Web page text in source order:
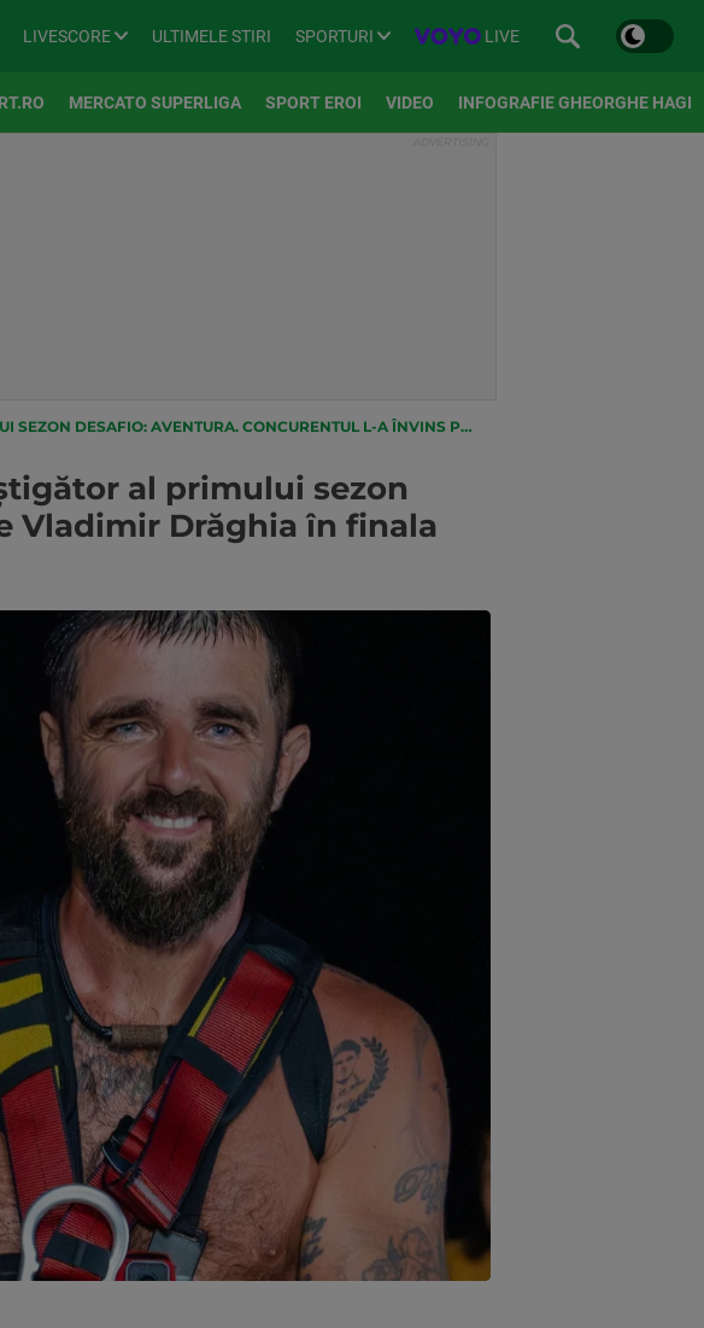
LIVESCORE ULTIMELE STIRI SPORTURI LIVE
MERCATO SUPERLIGA SPORT EROI VIDEO INFOGRAFIE GHEORGHE HAGI
L-A ÎNVINS PE VLADIMIR DRĂGHIA ÎN FINALA DIFUZATĂ ASEARĂ LA PRO TV ȘI PE VOYO
al primului sezon
Vladimir Drăghia în finala